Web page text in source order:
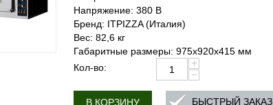
Напряжение: 380 В
Бренд: ITPIZZA (Италия)
Вес: 82,6 кг
Габаритные размеры: 975х920х415 мм
Кол-во:
+
−
В КОРЗИНУ БЫСТРЫЙ ЗАКАЗ